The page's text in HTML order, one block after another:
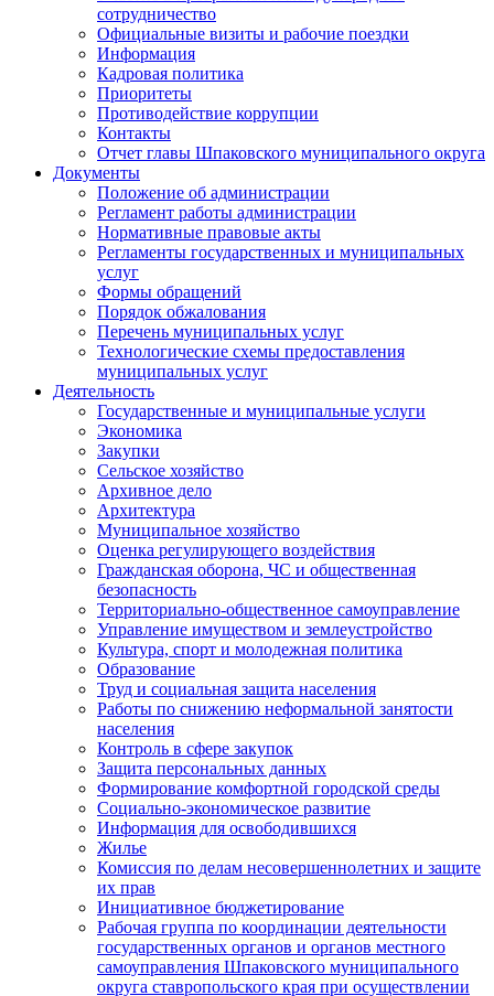
сотрудничество
Официальные визиты и рабочие поездки
Информация
Кадровая политика
Приоритеты
Противодействие коррупции
Контакты
Отчет главы Шпаковского муниципального округа
Документы
Положение об администрации
Регламент работы администрации
Нормативные правовые акты
Регламенты государственных и муниципальных
услуг
Формы обращений
Порядок обжалования
Перечень муниципальных услуг
Технологические схемы предоставления
муниципальных услуг
Деятельность
Государственные и муниципальные услуги
Экономика
Закупки
Сельское хозяйство
Архивное дело
Архитектура
Муниципальное хозяйство
Оценка регулирующего воздействия
Гражданская оборона, ЧС и общественная
безопасность
Территориально-общественное самоуправление
Управление имуществом и землеустройство
Культура, спорт и молодежная политика
Образование
Труд и социальная защита населения
Работы по снижению неформальной занятости
населения
Контроль в сфере закупок
Защита персональных данных
Формирование комфортной городской среды
Социально-экономическое развитие
Информация для освободившихся
Жилье
Комиссия по делам несовершеннолетних и защите
их прав
Инициативное бюджетирование
Рабочая группа по координации деятельности
государственных органов и органов местного
самоуправления Шпаковского муниципального
округа ставропольского края при осуществлении